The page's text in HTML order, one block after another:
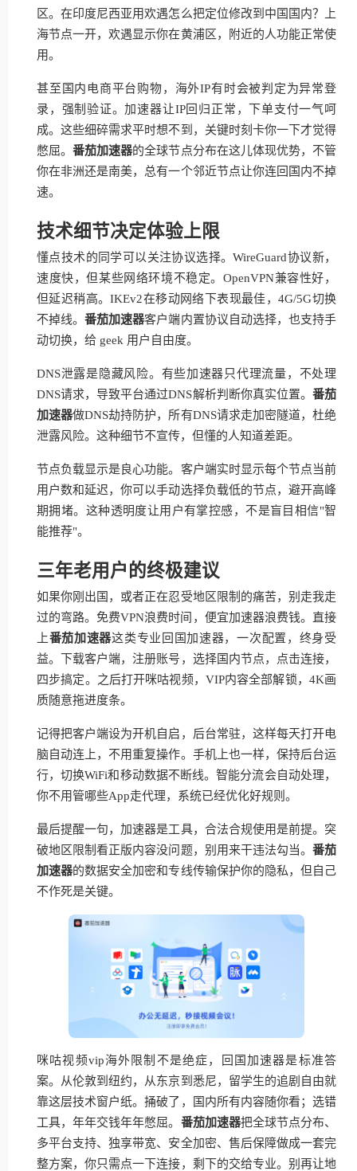
区。在印度尼西亚用欢遇怎么把定位修改到中国国内？上
海节点一开，欢遇显示你在黄浦区，附近的人功能正常使
用。
甚至国内电商平台购物，海外IP有时会被判定为异常登
录，强制验证。加速器让IP回归正常，下单支付一气呵
成。这些细碎需求平时想不到，关键时刻卡你一下才觉得
憋屈。番茄加速器的全球节点分布在这儿体现优势，不管
你在非洲还是南美，总有一个邻近节点让你连回国内不掉
速。
技术细节决定体验上限
懂点技术的同学可以关注协议选择。WireGuard协议新，
速度快，但某些网络环境不稳定。OpenVPN兼容性好，
但延迟稍高。IKEv2在移动网络下表现最佳，4G/5G切换
不掉线。番茄加速器客户端内置协议自动选择，也支持手
动切换，给 geek 用户自由度。
DNS泄露是隐藏风险。有些加速器只代理流量，不处理
DNS请求，导致平台通过DNS解析判断你真实位置。 番茄
加速器做DNS劫持防护，所有DNS请求走加密隧道，杜绝
泄露风险。这种细节不宣传，但懂的人知道差距。
节点负载显示是良心功能。客户端实时显示每个节点当前
用户数和延迟，你可以手动选择负载低的节点，避开高峰
期拥堵。这种透明度让用户有掌控感，不是盲目相信"智
能推荐"。
三年老用户的终极建议
如果你刚出国，或者正在忍受地区限制的痛苦，别走我走
过的弯路。免费VPN浪费时间，便宜加速器浪费钱。直接
上番茄加速器这类专业回国加速器，一次配置，终身受
益。下载客户端，注册账号，选择国内节点，点击连接，
四步搞定。之后打开咪咕视频，VIP内容全部解锁，4K画
质随意拖进度条。
记得把客户端设为开机自启，后台常驻，这样每天打开电
脑自动连上，不用重复操作。手机上也一样，保持后台运
行，切换WiFi和移动数据不断线。智能分流会自动处理，
你不用管哪些App走代理，系统已经优化好规则。
最后提醒一句，加速器是工具，合法合规使用是前提。突
破地区限制看正版内容没问题，别用来干违法勾当。 番茄
加速器的数据安全加密和专线传输保护你的隐私，但自己
不作死是关键。
咪咕视频vip海外限制不是绝症，回国加速器是标准答
案。从伦敦到纽约，从东京到悉尼，留学生的追剧自由就
靠这层技术窗户纸。捅破了，国内所有内容随你看；选错
工具，年年交钱年年憋屈。 番茄加速器把全球节点分布、
多平台支持、独享带宽、安全加密、售后保障做成一套完
整方案，你只需点一下连接，剩下的交给专业。别再让地